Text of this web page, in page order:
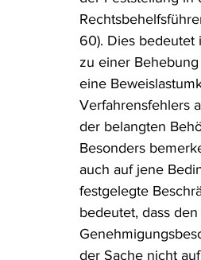
60). Dies
zu einer
eine
Verfahrensfehlers
der belangten
Besonders
auch auf jene
festgelegte
bedeutet, dass
der Sache nicht